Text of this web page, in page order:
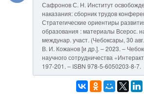
Сафронов С. Н. Институт
наказания: сборник трудов
Стратегические ориентиры
образования : материалы Всерос.
междунар. участ. (Чебоксары, 30
В. И. Кожанов [и др.]. – 2023. –
научного сотрудничества
197-201. – ISBN 978-5-6050203-8-7.